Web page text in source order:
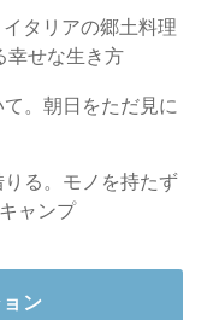
タリアの郷土料理
幸せな生き方
。朝日をただ見に
る。モノを持たず
ャンプ
ン